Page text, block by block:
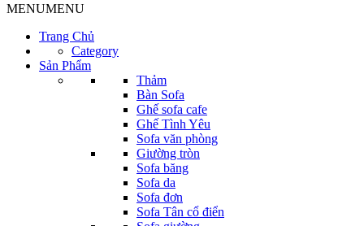
MENUMENU
Trang Chủ
Category
Sản Phẩm
Thảm
Bàn Sofa
Ghế sofa cafe
Ghế Tình Yêu
Sofa văn phòng
Giường tròn
Sofa băng
Sofa da
Sofa đơn
Sofa Tân cổ điển